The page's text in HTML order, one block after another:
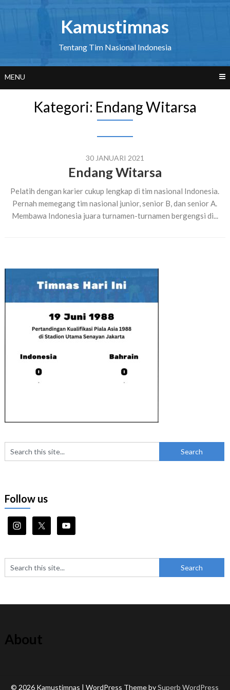
Kamustimnas
Tentang Tim Nasional Indonesia
MENU
Kategori: Endang Witarsa
30 JANUARI 2021
Endang Witarsa
Pelatih dengan karier cukup lengkap di tim nasional Indonesia.
Pernah memegang tim nasional junior, senior B, dan senior A.
Membawa Indonesia juara turnamen-turnamen bergengsi di...
Follow us
About
© 2026 Kamustimnas | WordPress Theme bySuperb WordPress